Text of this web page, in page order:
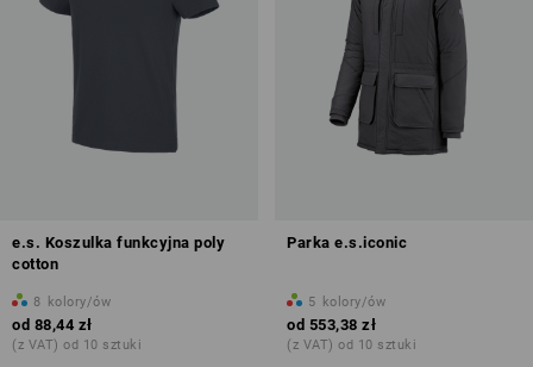
e.s. Koszulka funkcyjna poly
cotton
8 kolory/ów
od 88,44 zł
(z VAT) od 10 sztuki
Parka e.s.iconic
5 kolory/ów
od 553,38 zł
(z VAT) od 10 sztuki